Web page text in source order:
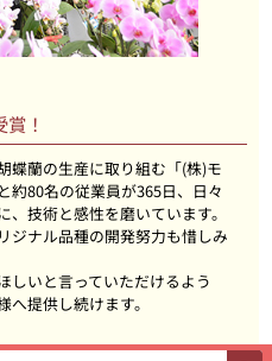
！
蝶蘭の生産に取り組む「(株)モ
約80名の従業員が365日、日々
技術と感性を磨いています。
ジナル品種の開発努力も惜しみ
しいと言っていただけるよう
提供し続けます。